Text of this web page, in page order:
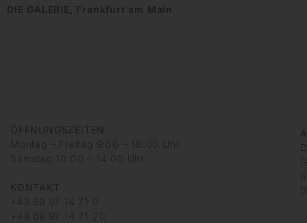
DIE GALERIE, Frankfurt am Main
ÖFFNUNGSZEITEN
Montag – Freitag 9:00 – 18:00 Uhr
Samstag 10:00 – 14:00 Uhr
KONTAKT
+49 69 97 14 71 0
+49 69 97 14 71 20